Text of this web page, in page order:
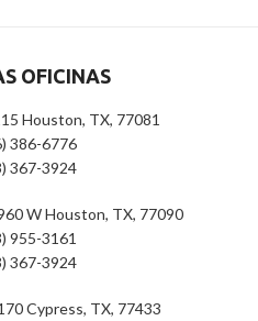
OFICINAS
Houston, TX, 77081
386-6776
367-3924
W Houston, TX, 77090
955-3161
367-3924
Cypress, TX, 77433